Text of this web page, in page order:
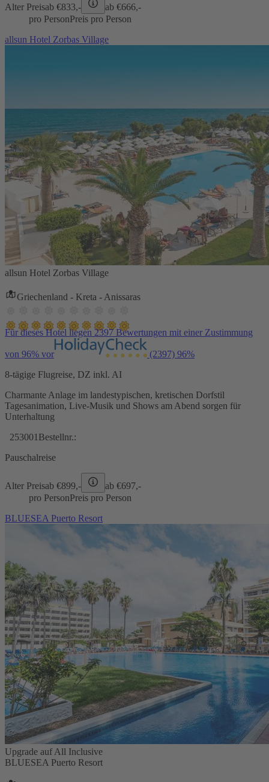
Alter Preisab €833,- ab €666,-
pro PersonPreis pro Person
allsun Hotel Zorbas Village
allsun Hotel Zorbas Village
Griechenland - Kreta - Anissaras
Für dieses Hotel liegen 2397 Bewertungen mit einer Zustimmung
von 96% vor (2397) 96%
8-tägige Flugreise, DZ inkl. AI
Charmante Anlage im landestypischen, kretischen Dorfstil
Tagesanimation, Live-Musik und Shows am Abend sorgen für
Unterhaltung
253001 Bestellnr.:
Pauschalreise
Alter Preisab €899,- ab €697,-
pro PersonPreis pro Person
BLUESEA Puerto Resort
Upgrade auf All Inclusive
BLUESEA Puerto Resort